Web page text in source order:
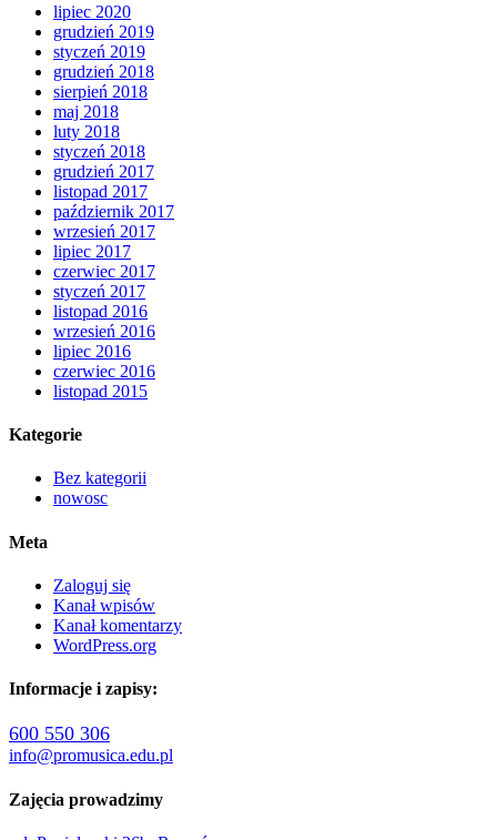
lipiec 2020
grudzień 2019
styczeń 2019
grudzień 2018
sierpień 2018
maj 2018
luty 2018
styczeń 2018
grudzień 2017
listopad 2017
październik 2017
wrzesień 2017
lipiec 2017
czerwiec 2017
styczeń 2017
listopad 2016
wrzesień 2016
lipiec 2016
czerwiec 2016
listopad 2015
Kategorie
Bez kategorii
nowosc
Meta
Zaloguj się
Kanał wpisów
Kanał komentarzy
WordPress.org
Informacje i zapisy:
600 550 306
info@promusica.edu.pl
Zajęcia prowadzimy